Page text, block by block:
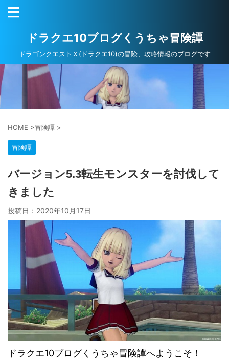
ドラクエ10ブログくうちゃ冒険譚
ドラゴンクエストＸ(ドラクエ10)の冒険、攻略情報のブログです
HOME >冒険譚 >
冒険譚
バージョン5.3転生モンスターを討伐して
きました
投稿日： 2020年10月17日
ドラクエ10ブログくうちゃ冒険譚へようこそ！